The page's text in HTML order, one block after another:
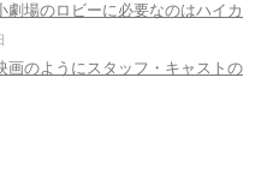
場のロビーに必要なのはハイカ
画のようにスタッフ・キャストの